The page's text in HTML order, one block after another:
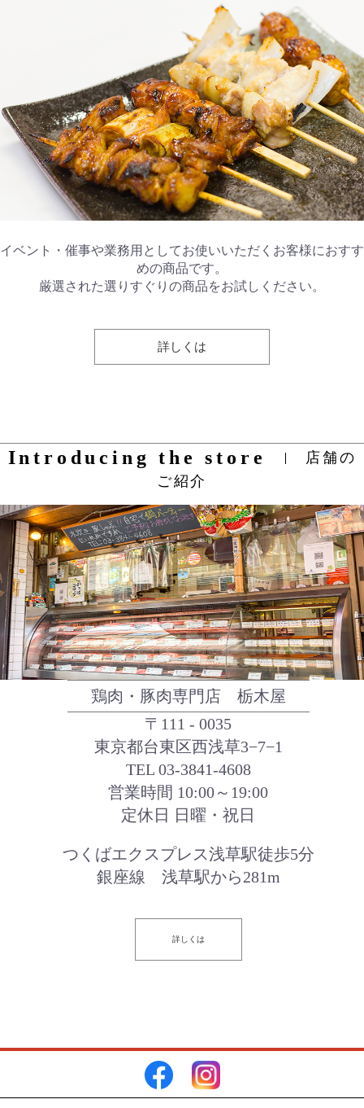
イベント・催事や業務用としてお使いいただくお客様におすす
めの商品です。
厳選された選りすぐりの商品をお試しください。
詳しくは
Introducing the store
店舗の
ご紹介
鶏肉・豚肉専門店 栃木屋
〒111 - 0035
東京都台東区西浅草3−7−1
TEL 03-3841-4608
営業時間 10:00～19:00
定休日 日曜・祝日
つくばエクスプレス浅草駅徒歩5分
銀座線 浅草駅から281m
詳しくは